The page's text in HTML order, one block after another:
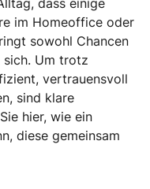
dass einige
im Homeoffice oder
sowohl Chancen
sich. Um trotz
vertrauensvoll
sind klare
hier, wie ein
diese gemeinsam